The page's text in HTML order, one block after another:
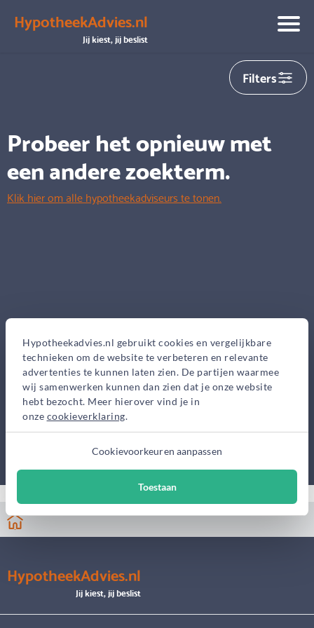
Hypotheekadvies.nl gebruikt cookies en vergelijkbare
technieken om de website te verbeteren en relevante
advertenties te kunnen laten zien. De partijen waarmee
wij samenwerken kunnen dan zien dat je onze website
hebt bezocht. Meer hierover vind je in
onze cookieverklaring.
Cookievoorkeuren aanpassen
Toestaan
HypotheekAdvies.nl
Jij kiest, jij beslist
We hebben helaas0adviseurs gevonden die aansluiten op
jouw zoekopdracht
Filters
Probeer het opnieuw met
een andere zoekterm.
Klik hier om alle hypotheekadviseurs te tonen.
HypotheekAdvies.nl
Jij kiest, jij beslist